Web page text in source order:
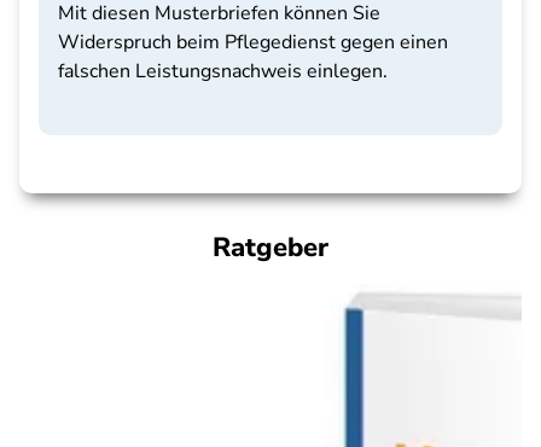
Mit diesen Musterbriefen können Sie
Widerspruch beim Pflegedienst gegen einen
falschen Leistungsnachweis einlegen.
Ratgeber